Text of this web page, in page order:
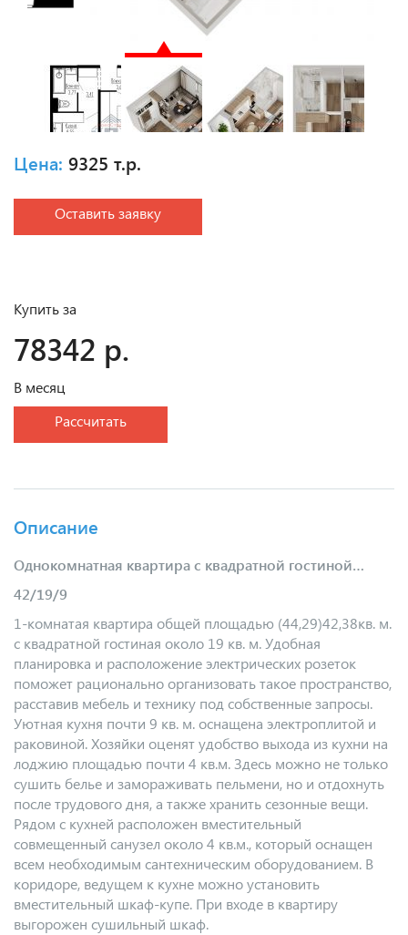
Цена: 9325 т.р.
Оставить заявку
Купить за
78342 р.
В месяц
Рассчитать
Описание
Однокомнатная квартира с квадратной гостиной…
42/19/9
1-комнатая квартира общей площадью (44,29)42,38кв. м.
с квадратной гостиная около 19 кв. м. Удобная
планировка и расположение электрических розеток
поможет рационально организовать такое пространство,
расставив мебель и технику под собственные запросы.
Уютная кухня почти 9 кв. м. оснащена электроплитой и
раковиной. Хозяйки оценят удобство выхода из кухни на
лоджию площадью почти 4 кв.м. Здесь можно не только
сушить белье и замораживать пельмени, но и отдохнуть
после трудового дня, а также хранить сезонные вещи.
Рядом с кухней расположен вместительный
совмещенный санузел около 4 кв.м., который оснащен
всем необходимым сантехническим оборудованием. В
коридоре, ведущем к кухне можно установить
вместительный шкаф-купе. При входе в квартиру
выгорожен сушильный шкаф.